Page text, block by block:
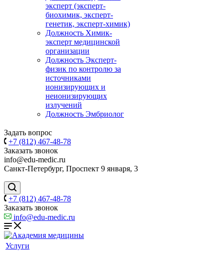
эксперт (эксперт-
биохимик, эксперт-
генетик, эксперт-химик)
Должность Химик-
эксперт медицинской
организации
Должность Эксперт-
физик по контролю за
источниками
ионизирующих и
неионизирующих
излучений
Должность Эмбриолог
Задать вопрос
+7 (812) 467-48-78
Заказать звонок
info@edu-medic.ru
Санкт-Петербург, Проспект 9 января, 3
+7 (812) 467-48-78
Заказать звонок
info@edu-medic.ru
Услуги